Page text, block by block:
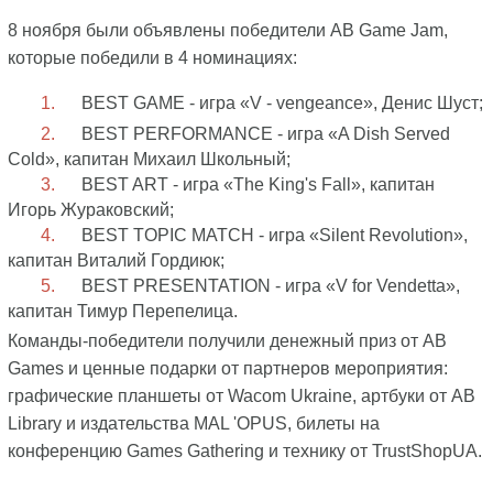
8 ноября были объявлены победители AB Game Jam,
которые победили в 4 номинациях:
BEST GAME - игра «V - vengeance», Денис Шуст;
BEST PERFORMANCE - игра «A Dish Served
Cold», капитан Михаил Школьный;
BEST ART - игра «The King's Fall», капитан
Игорь Жураковский;
BEST TOPIC MATCH - игра «Silent Revolution»,
капитан Виталий Гордиюк;
BEST PRESENTATION - игра «V for Vendetta»,
капитан Тимур Перепелица.
Команды-победители получили денежный приз от AB
Games и ценные подарки от партнеров мероприятия:
графические планшеты от Wacom Ukraine, артбуки от AB
Library и издательства MAL 'OPUS, билеты на
конференцию Games Gathering и технику от TrustShopUA.